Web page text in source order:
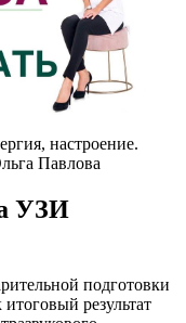
настроение.
Павлова
УЗИ
подготовки
результат